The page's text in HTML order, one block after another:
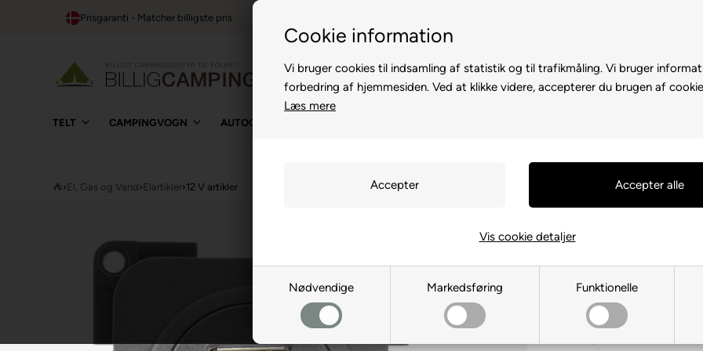
Cookie information
Vi bruger cookies til indsamling af statistik og til trafikmåling. Vi bruger
forbedring af hjemmesiden. Ved at klikke videre, accepterer du brugen af
Læs mere
Nødvendige Markedsføring Funktionelle
Vis cookie detaljer
Prisgaranti - Matcher billigste pris
TELT CAMPINGVOGN AUTOCAMPER
⛺ ›El, Gas og Vand›Elartikler›12 V artikler
Presto USB
359,00DKK
På lager